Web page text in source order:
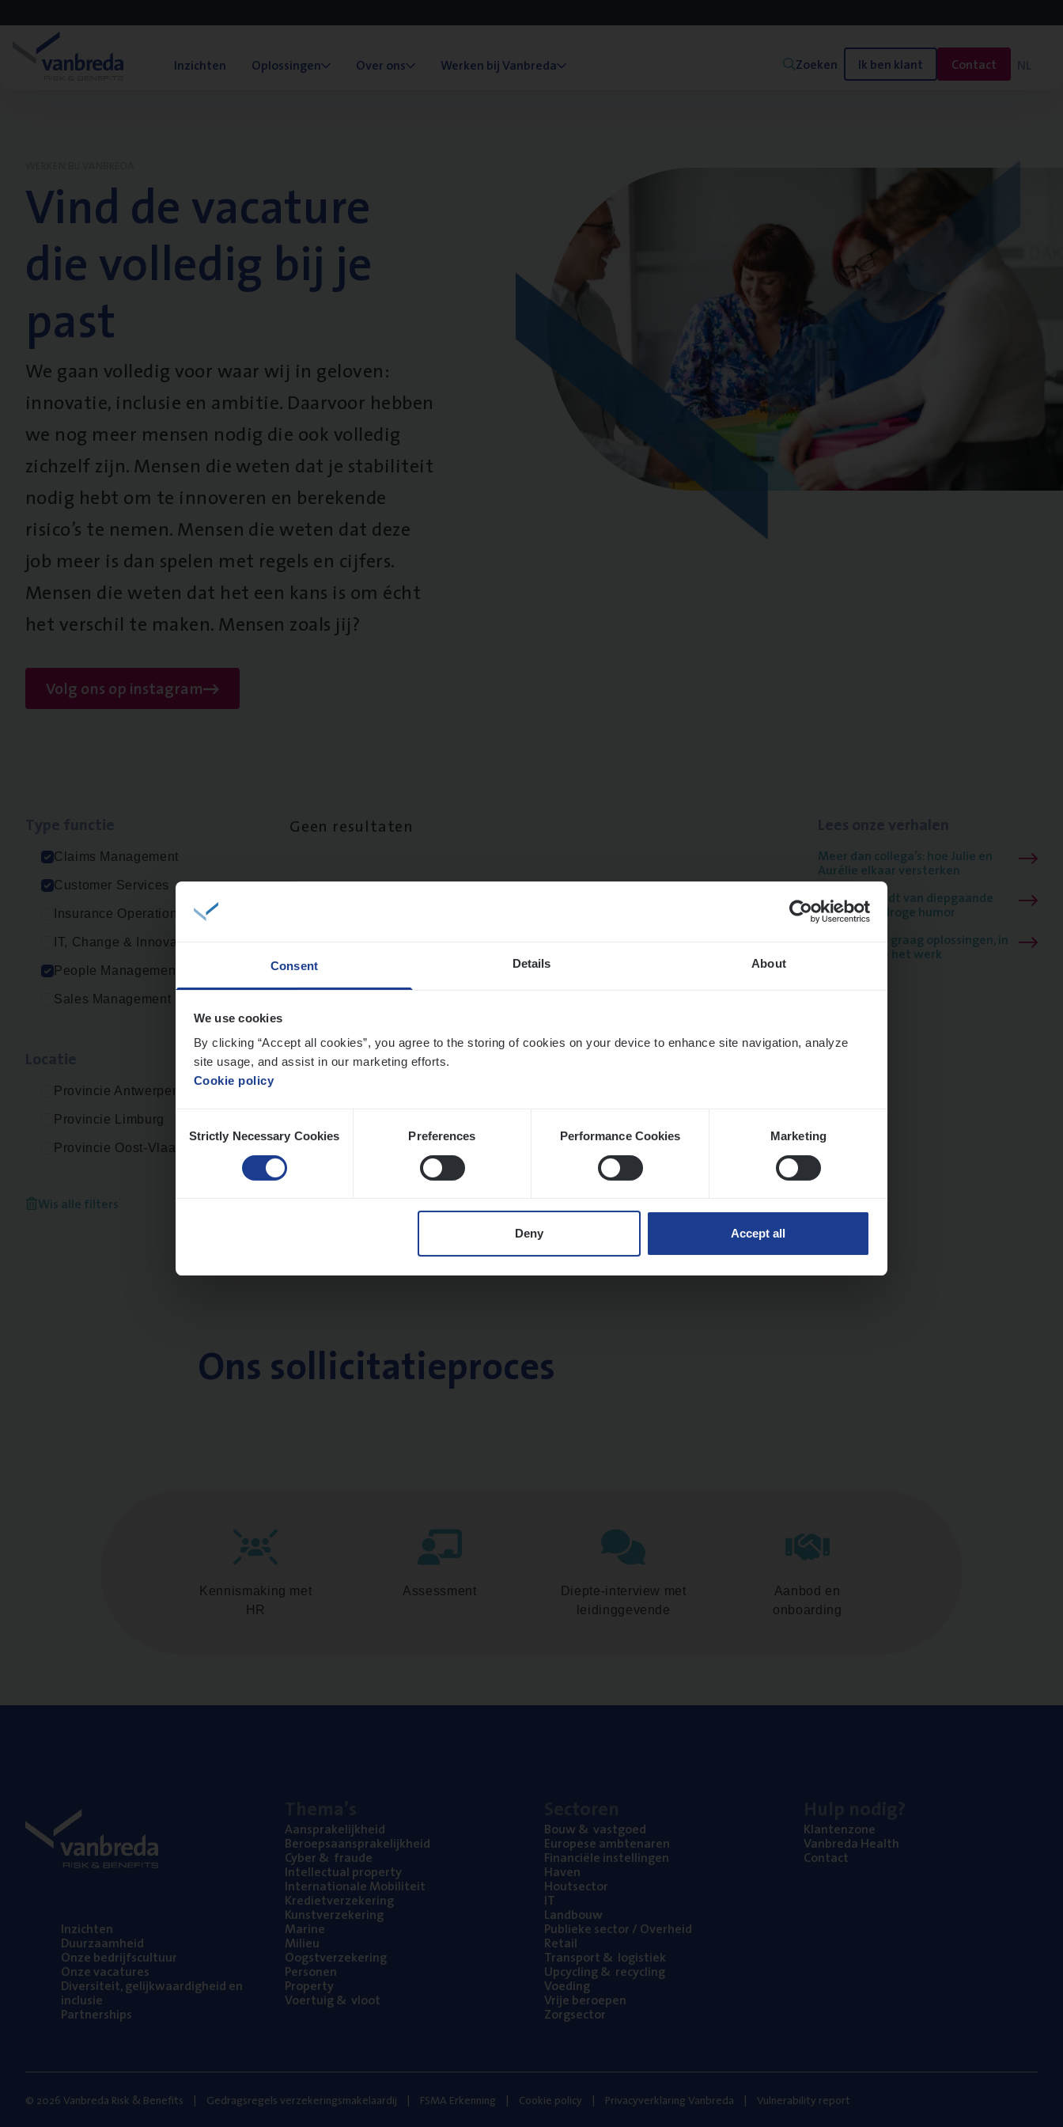
Consent Details About
We use cookies
By clicking “Accept all cookies”, you agree to the storing of cookies on your device to enhance site navigation, analyze
site usage, and assist in our marketing efforts.
Cookie policy
Selection
Strictly Necessary Cookies Preferences Performance Cookies Marketing
Deny Accept all
Inzichten Oplossingen Over ons Werken bij Vanbreda Zoeken Ik ben klant Contact NL
Vind de vacature
die volledig bij je
past
We gaan volledig voor waar wij in geloven:
innovatie, inclusie en ambitie. Daarvoor hebben
we nog meer mensen nodig die ook volledig
zichzelf zijn. Mensen die weten dat je stabiliteit
nodig hebt om te innoveren en berekende
risico’s te nemen. Mensen die weten dat deze
job meer is dan spelen met regels en cijfers.
Mensen die weten dat het een kans is om écht
het verschil te maken. Mensen zoals jij?
Volg ons op instagram
Claims Management
Customer Services
Insurance Operations
IT, Change & Innovation
People Management
Sales Management
Provincie Antwerpen
Provincie Limburg
Provincie Oost-Vlaanderen
Wis alle filters
Geen resultaten
Meer dan collega’s: hoe Julie en
Aurélie elkaar versterken
Mathias houdt van diepgaande
dossiers én droge humor
Thalia zoekt graag oplossingen, in
games én op het werk
Ons sollicitatieproces
Kennismaking met
HR
Assessment
Diepte-interview met
leidinggevende
Aanbod en
onboarding
Inzich­ten
Duur­zaam­heid
Onze bedrijfs­cul­tuur
Onze vaca­tu­res
Diver­si­teit, gelijk­waar­dig­heid en
inclusie
Part­ner­ships
Aan­spra­ke­lijk­heid
Beroeps­aan­spra­ke­lijk­heid
Cyber& fraude
Intel­lec­tu­al property
Inter­na­ti­o­na­le Mobiliteit
Kre­diet­ver­ze­ke­ring
Kunst­ver­ze­ke­ring
Mari­ne
Mili­eu
Oogst­ver­ze­ke­ring
Per­so­nen
Pro­per­ty
Voer­tuig& vloot
Bouw& vastgoed
Euro­pe­se ambtenaren
Finan­ci­ë­le instellingen
Haven
Hout­sec­tor
IT
Land­bouw
Publie­ke sec­tor / Overheid
Retail
Trans­port& logistiek
Upcy­cling& recycling
Voe­ding
Vrije beroe­pen
Zorg­sec­tor
Klan­ten­zo­ne
Van­b­re­da Health
Con­tact
© 2026 Vanbreda Risk & Benefits Gedragsregels verzekeringsmakelaardij FSMA Erkenning Cookie policy Privacyverklaring Vanbreda Vulnerability report